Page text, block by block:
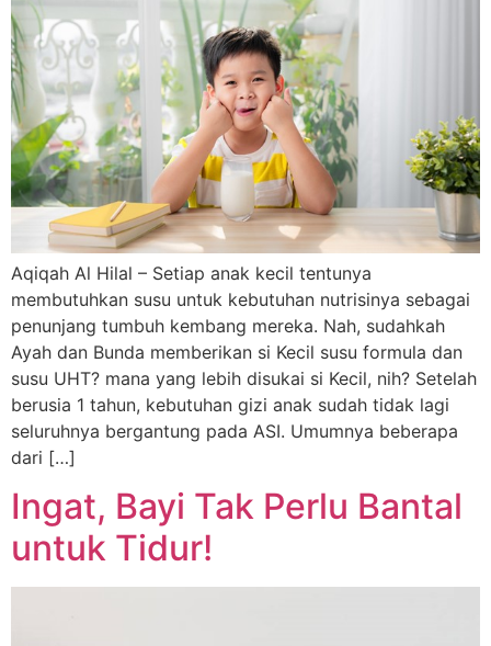
Aqiqah Al Hilal – Setiap anak kecil tentunya
membutuhkan susu untuk kebutuhan nutrisinya sebagai
penunjang tumbuh kembang mereka. Nah, sudahkah
Ayah dan Bunda memberikan si Kecil susu formula dan
susu UHT? mana yang lebih disukai si Kecil, nih? Setelah
berusia 1 tahun, kebutuhan gizi anak sudah tidak lagi
seluruhnya bergantung pada ASI. Umumnya beberapa
dari […]
Ingat, Bayi Tak Perlu Bantal
untuk Tidur!